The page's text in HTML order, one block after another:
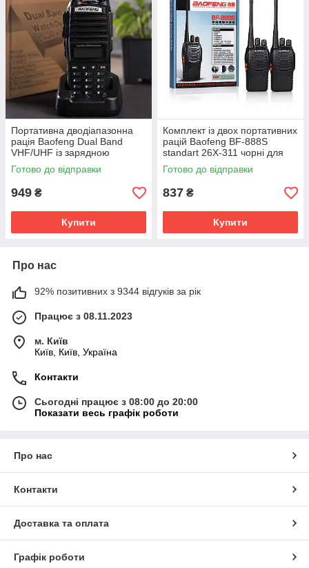
Портативна дводіапазонна
рація Baofeng Dual Band
VHF/UHF із зарядною
станцією 26X-312 SV227
Готово до відправки
949 ₴
Купити
Комплект із двох портативних
рацій Baofeng BF-888S
standart 26X-311 чорні для
полювання, риболовлі,
охорони та туризму SV227
Готово до відправки
837 ₴
Купити
Про нас
92% позитивних з 9344 відгуків за рік
Працює з 08.11.2023
м. Київ
Київ, Київ, Україна
Контакти
Сьогодні працює з 08:00 до 20:00
Показати весь графік роботи
Про нас
Контакти
Доставка та оплата
Графік роботи